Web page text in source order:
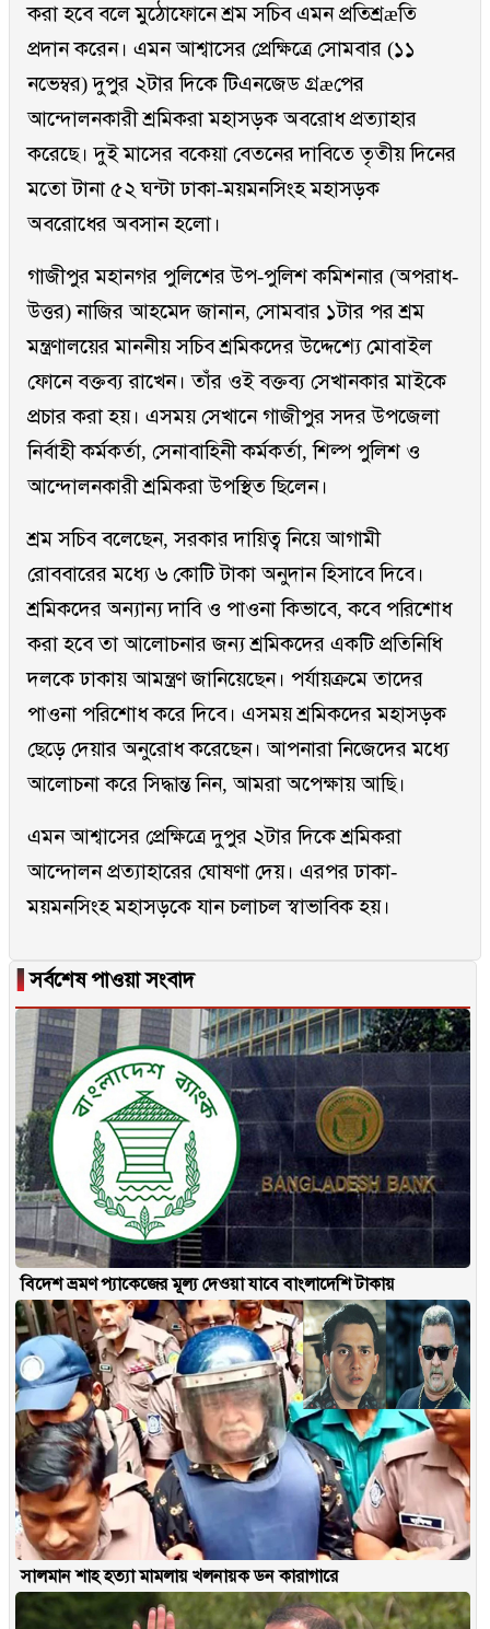
করা হবে বলে মুঠোফোনে শ্রম সচিব এমন প্রতিশ্রæতি
প্রদান করেন। এমন আশ্বাসের প্রেক্ষিত্রে সোমবার (১১
নভেম্বর) দুপুর ২টার দিকে টিএনজেড গ্রæপের
আন্দোলনকারী শ্রমিকরা মহাসড়ক অবরোধ প্রত্যাহার
করেছে। দুই মাসের বকেয়া বেতনের দাবিতে তৃতীয় দিনের
মতো টানা ৫২ ঘন্টা ঢাকা-ময়মনসিংহ মহাসড়ক
অবরোধের অবসান হলো।
গাজীপুর মহানগর পুলিশের উপ-পুলিশ কমিশনার (অপরাধ-
উত্তর) নাজির আহমেদ জানান, সোমবার ১টার পর শ্রম
মন্ত্রণালয়ের মাননীয় সচিব শ্রমিকদের উদ্দেশ্যে মোবাইল
ফোনে বক্তব্য রাখেন। তাঁর ওই বক্তব্য সেখানকার মাইকে
প্রচার করা হয়। এসময় সেখানে গাজীপুর সদর উপজেলা
নির্বাহী কর্মকর্তা, সেনাবাহিনী কর্মকর্তা, শিল্প পুলিশ ও
আন্দোলনকারী শ্রমিকরা উপস্থিত ছিলেন।
শ্রম সচিব বলেছেন, সরকার দায়িত্ব নিয়ে আগামী
রোববারের মধ্যে ৬ কোটি টাকা অনুদান হিসাবে দিবে।
শ্রমিকদের অন্যান্য দাবি ও পাওনা কিভাবে, কবে পরিশোধ
করা হবে তা আলোচনার জন্য শ্রমিকদের একটি প্রতিনিধি
দলকে ঢাকায় আমন্ত্রণ জানিয়েছেন। পর্যায়ক্রমে তাদের
পাওনা পরিশোধ করে দিবে। এসময় শ্রমিকদের মহাসড়ক
ছেড়ে দেয়ার অনুরোধ করেছেন। আপনারা নিজেদের মধ্যে
আলোচনা করে সিদ্ধান্ত নিন, আমরা অপেক্ষায় আছি।
এমন আশ্বাসের প্রেক্ষিত্রে দুপুর ২টার দিকে শ্রমিকরা
আন্দোলন প্রত্যাহারের ঘোষণা দেয়। এরপর ঢাকা-
ময়মনসিংহ মহাসড়কে যান চলাচল স্বাভাবিক হয়।
▐সর্বশেষ পাওয়া সংবাদ
বিদেশ ভ্রমণ প্যাকেজের মূল্য দেওয়া যাবে বাংলাদেশি টাকায়
সালমান শাহ হত্যা মামলায় খলনায়ক ডন কারাগারে